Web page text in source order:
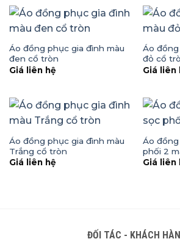
Áo đồng phục gia đình màu
đen cổ tròn
Giá liên hệ
Áo
đỏ cổ
Giá liên
Áo đồng phục gia đình màu
Trắng cổ tròn
Giá liên hệ
Áo
phối 2
Giá liên
ĐỐI TÁC - KHÁCH